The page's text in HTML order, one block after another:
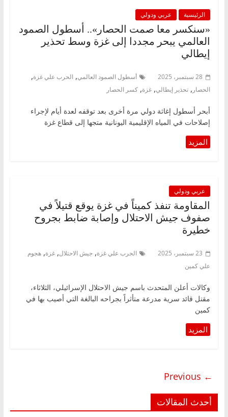
الرئيسية عربي ودولي
«سنكسر معا صمت الحصار».. أسطول الصمود
العالمي يبحر مجددا إلى غزة وسط تحذير
إيطالي
28 سبتمبر، 2025 أسطول الصمود العالمي, الحرب علي غزة,
الحصار , تحذير إيطالي, غزة, كسر الحصار
أبحر أسطول إغاثة دولي مرة أخرى بعد توقفه لعدة أيام لإجراء
إصلاحات في المياه الإقليمية اليونانية متجها إلى قطاع غزة
عربي ودولي
المقاومة تنفذ كميناً في غزة يوقع قتيلاً في
صفوف جيش الاحتلال وإصابة ضابط بجروح
خطيرة
23 سبتمبر، 2025 الحرب علي غزة, جيش الاحتلال, غزة, هجوم
علي كمين
وكالات أعلن المتحدث باسم جيش الاحتلال الإسرائيلي، الثلاثاء،
مقتل قائد سرية مدرعة متأثراً بجراحه البالغة التي أصيب بها في
كمين
← Previous
أحدث المقالات